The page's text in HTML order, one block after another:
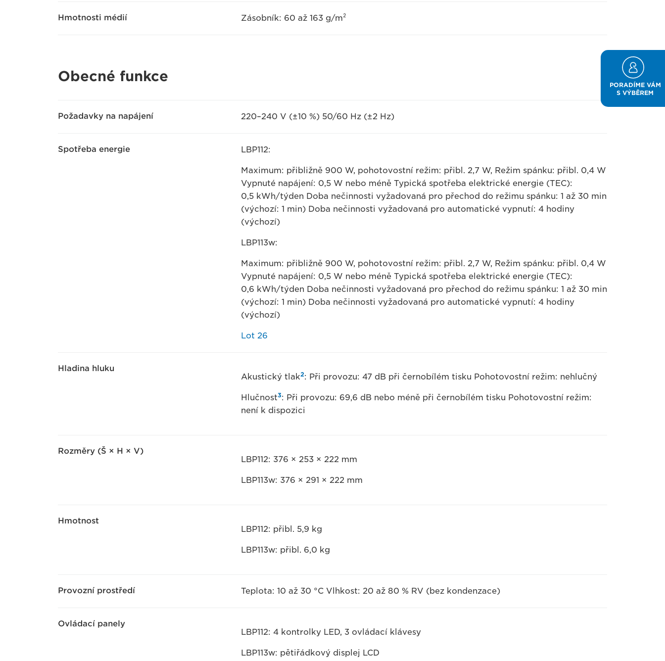
Hmotnosti médií Zásobník: 60 až 163 g/m²
Obecné funkce
Požadavky na napájení 220–240 V (±10 %) 50/60 Hz (±2 Hz)
Spotřeba energie LBP112:
Maximum: přibližně 900 W, pohotovostní režim: přibl. 2,7 W, Režim spánku: přibl. 0,4 W
Vypnuté napájení: 0,5 W nebo méně Typická spotřeba elektrické energie (TEC):
0,5 kWh/týden Doba nečinnosti vyžadovaná pro přechod do režimu spánku: 1 až 30 min
(výchozí: 1 min) Doba nečinnosti vyžadovaná pro automatické vypnutí: 4 hodiny
(výchozí)
LBP113w:
Maximum: přibližně 900 W, pohotovostní režim: přibl. 2,7 W, Režim spánku: přibl. 0,4 W
Vypnuté napájení: 0,5 W nebo méně Typická spotřeba elektrické energie (TEC):
0,6 kWh/týden Doba nečinnosti vyžadovaná pro přechod do režimu spánku: 1 až 30 min
(výchozí: 1 min) Doba nečinnosti vyžadovaná pro automatické vypnutí: 4 hodiny
(výchozí)
Lot 26
Hladina hluku
Akustický tlak2: Při provozu: 47 dB při černobílém tisku Pohotovostní režim: nehlučný
Hlučnost3: Při provozu: 69,6 dB nebo méně při černobílém tisku Pohotovostní režim:
není k dispozici
Rozměry (Š × H × V)
LBP112: 376 × 253 × 222 mm
LBP113w: 376 × 291 × 222 mm
Hmotnost
LBP112: přibl. 5,9 kg
LBP113w: přibl. 6,0 kg
Provozní prostředí Teplota: 10 až 30 °C Vlhkost: 20 až 80 % RV (bez kondenzace)
Ovládací panely
LBP112: 4 kontrolky LED, 3 ovládací klávesy
LBP113w: pětiřádkový displej LCD
PORADÍME VÁM
S VÝBĚREM